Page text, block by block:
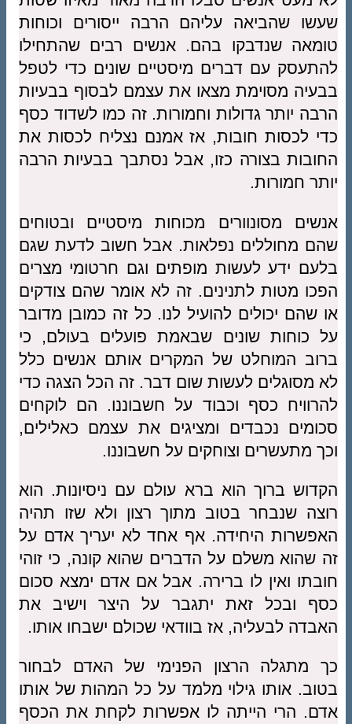
שעשו שהביאה עליהם הרבה ייסורים וכוחות
טומאה שנדבקו בהם. אנשים רבים שהתחילו
להתעסק עם דברים מיסטיים שונים כדי לטפל
בבעיה מסוימת מצאו את עצמם לבסוף בבעיות
הרבה יותר גדולות וחמורות. זה כמו לשדוד כסף
כדי לכסות חובות, אז אמנם נצליח לכסות את
החובות בצורה כזו, אבל נסתבך בבעיות הרבה
יותר חמורות.
אנשים מסונוורים מכוחות מיסטיים ובטוחים
שהם מחוללים נפלאות. אבל חשוב לדעת שגם
בלעם ידע לעשות מופתים וגם חרטומי מצרים
הפכו מטות לתנינים. זה לא אומר שהם צודקים
או שהם יכולים להועיל לנו. כל זה כמובן מדובר
על כוחות שונים שבאמת פועלים בעולם, כי
ברוב המוחלט של המקרים אותם אנשים כלל
לא מסוגלים לעשות שום דבר. זה הכל הצגה כדי
להרוויח כסף וכבוד על חשבוננו. הם לוקחים
סכומים נכבדים ומציגים את עצמם כאלילים,
וכך מתעשרים וצוחקים על חשבוננו.
הקדוש ברוך הוא ברא עולם עם ניסיונות. הוא
רוצה שנבחר בטוב מתוך רצון ולא שזו תהיה
האפשרות היחידה. אף אחד לא יעריך אדם על
זה שהוא משלם על הדברים שהוא קונה, כי זוהי
חובתו ואין לו ברירה. אבל אם אדם ימצא סכום
כסף ובכל זאת יתגבר על היצר וישיב את
האבדה לבעליה, אז בוודאי שכולם ישבחו אותו.
כך מתגלה הרצון הפנימי של האדם לבחור
בטוב. אותו גילוי מלמד על כל המהות של אותו
אדם. הרי הייתה לו אפשרות לקחת את הכסף